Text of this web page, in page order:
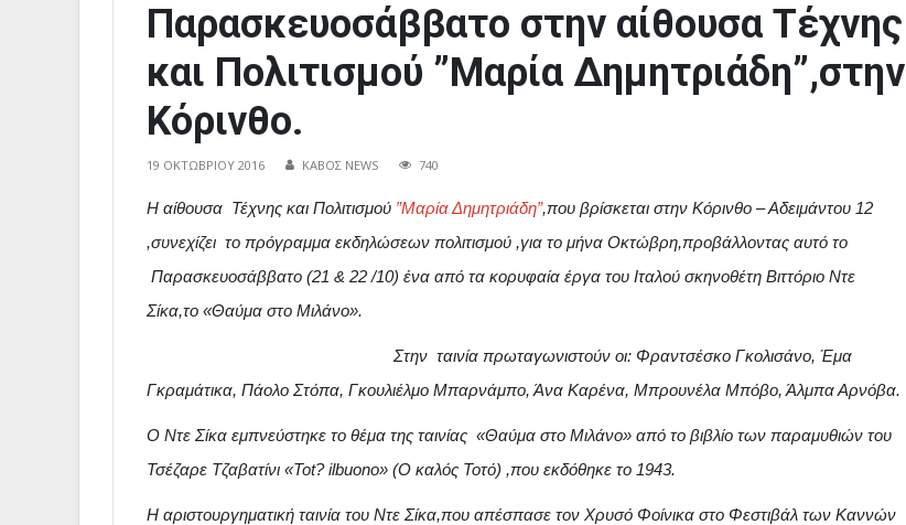
Παρασκευοσάββατο στην αίθουσα Τέχνης
και Πολιτισμού ”Μαρία Δημητριάδη”,στην
Κόρινθο.
19 ΟΚΤΩΒΡΊΟΥ 2016 ΚΑΒΟΣ NEWS 740
Η αίθουσα Τέχνης και Πολιτισμού ”Μαρία Δημητριάδη”,που βρίσκεται στην Κόρινθο – Αδειμάντου 12
,συνεχίζει το πρόγραμμα εκδηλώσεων πολιτισμού ,για το μήνα Οκτώβρη,προβάλλοντας αυτό το
Παρασκευοσάββατο (21 & 22 /10) ένα από τα κορυφαία έργα του Ιταλού σκηνοθέτη Βιττόριο Ντε
Σίκα,το «Θαύμα στο Μιλάνο».
Στην ταινία πρωταγωνιστούν οι: Φραντσέσκο Γκολισάνο, Έμα
Γκραμάτικα, Πάολο Στόπα, Γκουλιέλμο Μπαρνάμπο, Άνα Καρένα, Μπρουνέλα Μπόβο, Άλμπα Αρνόβα.
Ο Ντε Σίκα εμπνεύστηκε το θέμα της ταινίας «Θαύμα στο Μιλάνο» από το βιβλίο των παραμυθιών του
Τσέζαρε Τζαβατίνι «Tot? ilbuono» (Ο καλός Τοτό) ,που εκδόθηκε το 1943.
Η αριστουργηματική ταινία του Ντε Σίκα,που απέσπασε τον Χρυσό Φοίνικα στο Φεστιβάλ των Καννών